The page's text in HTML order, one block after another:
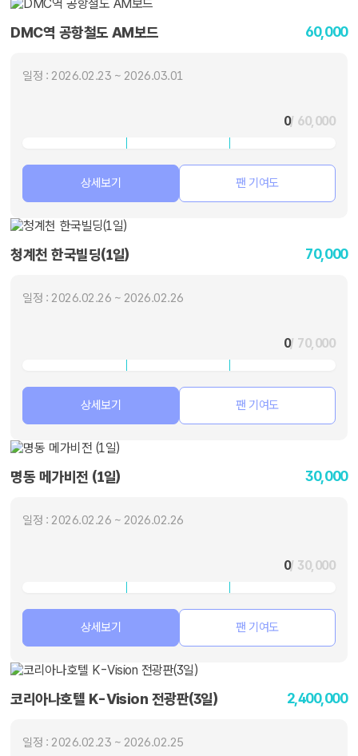
DMC역 공항철도 AM보드 60,000
일정 : 2026.02.23 ~ 2026.03.01
0/ 60,000
상세보기 팬 기여도
청계천 한국빌딩(1일) 70,000
일정 : 2026.02.26 ~ 2026.02.26
0/ 70,000
상세보기 팬 기여도
명동 메가비전 (1일) 30,000
일정 : 2026.02.26 ~ 2026.02.26
0/ 30,000
상세보기 팬 기여도
코리아나호텔 K-Vision 전광판(3일) 2,400,000
일정 : 2026.02.23 ~ 2026.02.25